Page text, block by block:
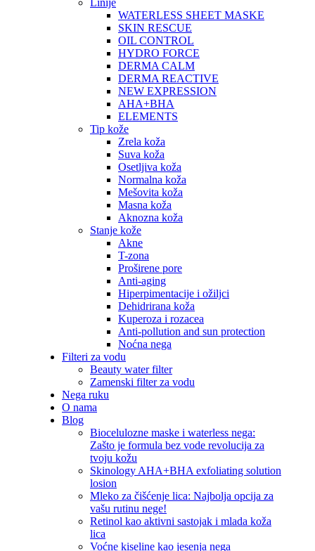
Linije
WATERLESS SHEET MASKE
SKIN RESCUE
OIL CONTROL
HYDRO FORCE
DERMA CALM
DERMA REACTIVE
NEW EXPRESSION
AHA+BHA
ELEMENTS
Tip kože
Zrela koža
Suva koža
Osetljiva koža
Normalna koža
Mešovita koža
Masna koža
Aknozna koža
Stanje kože
Akne
T-zona
Proširene pore
Anti-aging
Hiperpimentacije i ožiljci
Dehidrirana koža
Kuperoza i rozacea
Anti-pollution and sun protection
Noćna nega
Filteri za vodu
Beauty water filter
Zamenski filter za vodu
Nega ruku
O nama
Blog
Biocelulozne maske i waterless nega:
Zašto je formula bez vode revolucija za
tvoju kožu
Skinology AHA+BHA exfoliating solution
losion
Mleko za čišćenje lica: Najbolja opcija za
vašu rutinu nege!
Retinol kao aktivni sastojak i mlada koža
lica
Voćne kiseline kao jesenja nega